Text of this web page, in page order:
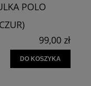
POLO
99,00 zł
DO KOSZYKA